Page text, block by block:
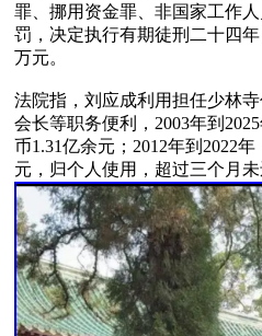
罪、挪用资金罪、非国家工作
罚，决定执行有期徒刑二十四
万元。
法院指，刘应成利用担任少林
会长等职务便利，2003年到
币1.31亿余元；2012年到2022